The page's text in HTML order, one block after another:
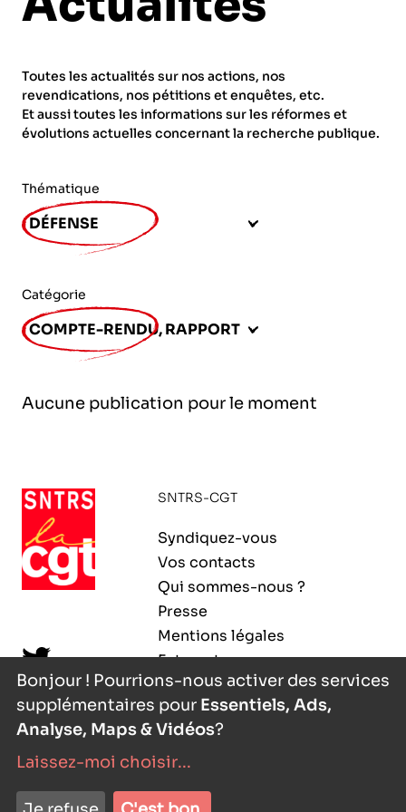
Fonction publique
Actions spécifiques
ORGANISMES
CNRS – Centre national de la recherche
scientifique
INRIA - Institut national de recherche en
INSERM – Institut national de la santé et de la
recherche médicale
développement
INED – Institut national d’études
démographiques
l’exploitation de la mer
AGENDA
PUBLICATIONS
ADHÉRER
Toutes les actualités sur nos actions, nos
revendications, nos pétitions et enquêtes, etc.
Et aussi toutes les informations sur les réformes et
évolutions actuelles concernant la recherche publique.
Thématique
DÉFENSE
Catégorie
COMPTE-RENDU, RAPPORT
Aucune publication pour le moment
SNTRS-CGT
Syndiquez-vous
Vos contacts
Qui sommes-nous ?
Presse
Mentions légales
Extranet
- agence digitale
Bonjour ! Pourrions-nous activer des services
supplémentaires pour Essentiels, Ads,
Analyse, Maps & Vidéos?
Laissez-moi choisir...